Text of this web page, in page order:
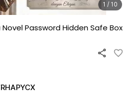
1 / 10
Novel Password Hidden Safe Box